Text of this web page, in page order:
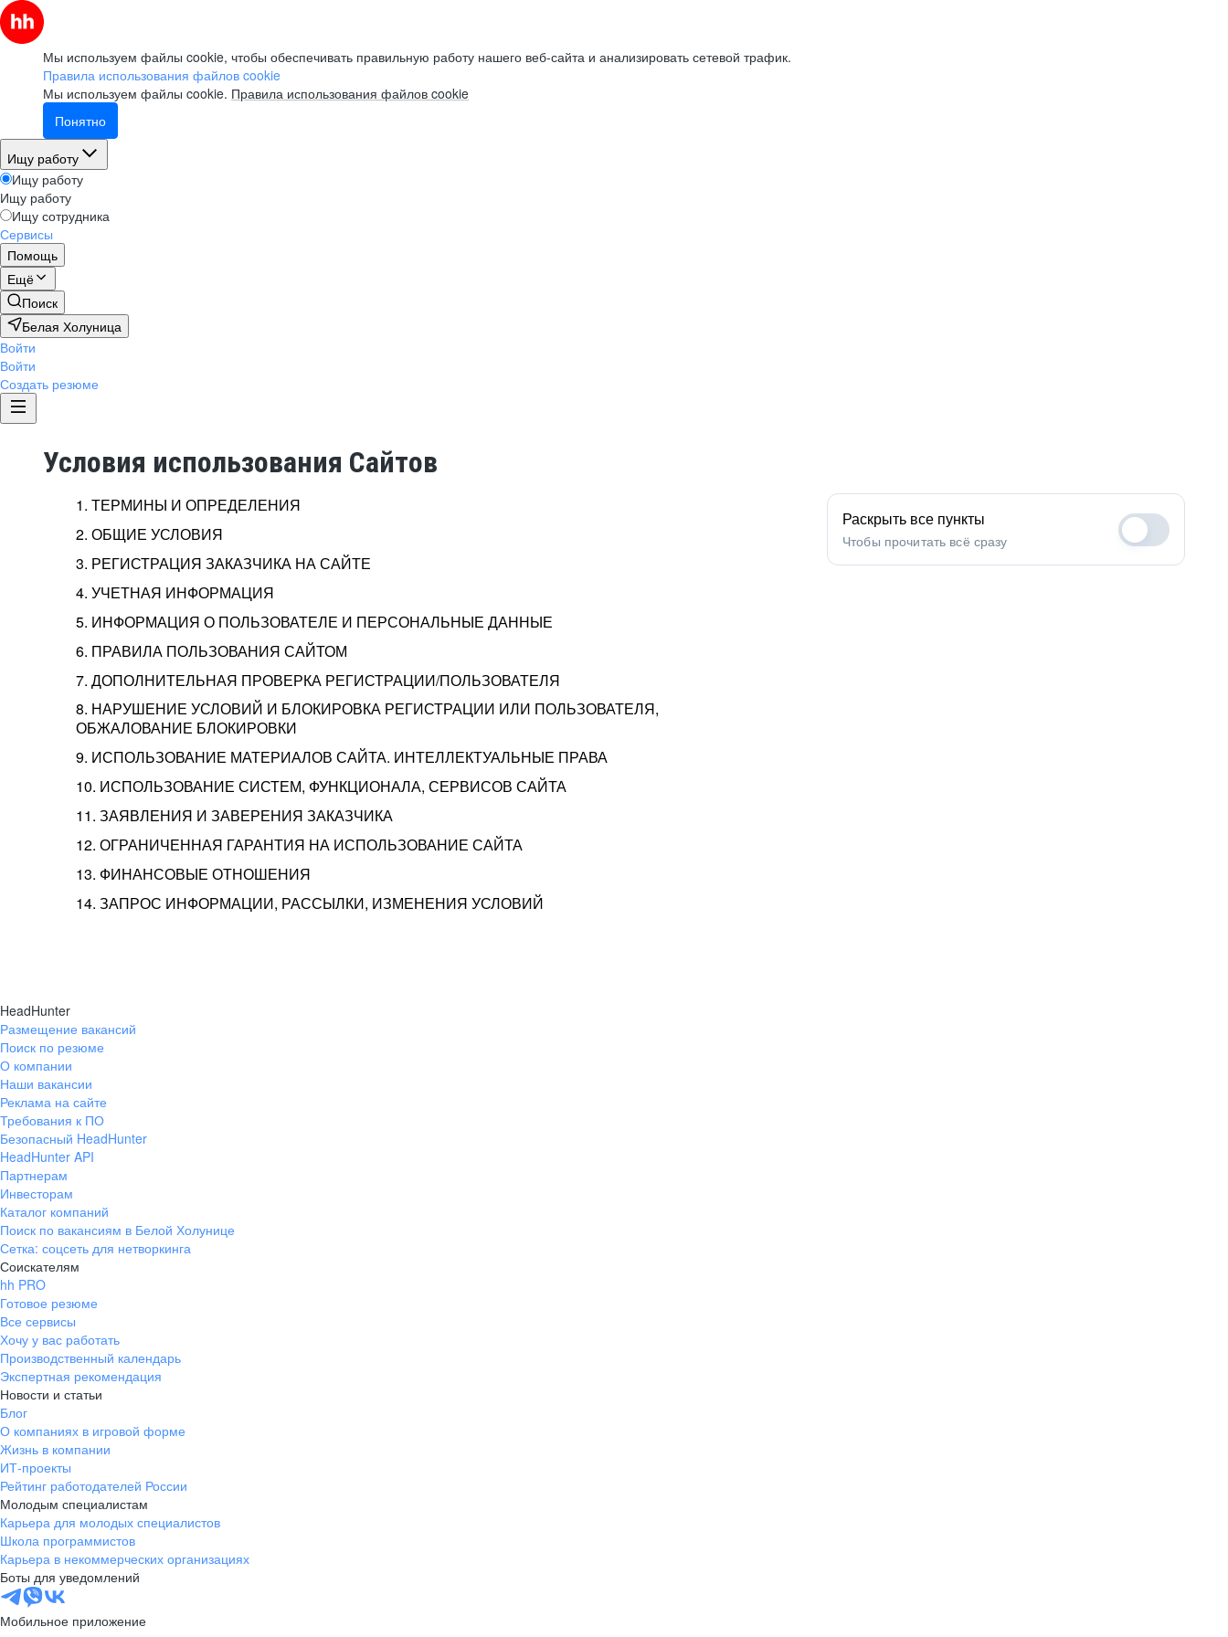
Мы используем файлы cookie, чтобы обеспечивать правильную работу нашего веб-сайта и анализировать сетевой трафик.
Правила использования файлов cookie
Мы используем файлы cookie. Правила использования файлов cookie
Понятно
Ищу работу
Ищу работу
Ищу работу
Ищу сотрудника
Сервисы
Помощь
Ещё
Поиск
Белая Холуница
Войти
Войти
Создать резюме
Условия использования Сайтов
1. ТЕРМИНЫ И ОПРЕДЕЛЕНИЯ
2. ОБЩИЕ УСЛОВИЯ
3. РЕГИСТРАЦИЯ ЗАКАЗЧИКА НА САЙТЕ
4. УЧЕТНАЯ ИНФОРМАЦИЯ
5. ИНФОРМАЦИЯ О ПОЛЬЗОВАТЕЛЕ И ПЕРСОНАЛЬНЫЕ ДАННЫЕ
6. ПРАВИЛА ПОЛЬЗОВАНИЯ САЙТОМ
7. ДОПОЛНИТЕЛЬНАЯ ПРОВЕРКА РЕГИСТРАЦИИ/ПОЛЬЗОВАТЕЛЯ
8. НАРУШЕНИЕ УСЛОВИЙ И БЛОКИРОВКА РЕГИСТРАЦИИ ИЛИ ПОЛЬЗОВАТЕЛЯ,
ОБЖАЛОВАНИЕ БЛОКИРОВКИ
9. ИСПОЛЬЗОВАНИЕ МАТЕРИАЛОВ САЙТА. ИНТЕЛЛЕКТУАЛЬНЫЕ ПРАВА
10. ИСПОЛЬЗОВАНИЕ СИСТЕМ, ФУНКЦИОНАЛА, СЕРВИСОВ САЙТА
11. ЗАЯВЛЕНИЯ И ЗАВЕРЕНИЯ ЗАКАЗЧИКА
12. ОГРАНИЧЕННАЯ ГАРАНТИЯ НА ИСПОЛЬЗОВАНИЕ САЙТА
13. ФИНАНСОВЫЕ ОТНОШЕНИЯ
14. ЗАПРОС ИНФОРМАЦИИ, РАССЫЛКИ, ИЗМЕНЕНИЯ УСЛОВИЙ
Раскрыть все пункты
Чтобы прочитать всё сразу
HeadHunter
Размещение вакансий
Поиск по резюме
О компании
Наши вакансии
Реклама на сайте
Требования к ПО
Безопасный HeadHunter
HeadHunter API
Партнерам
Инвесторам
Каталог компаний
Поиск по вакансиям в Белой Холунице
Сетка: соцсеть для нетворкинга
Соискателям
hh PRO
Готовое резюме
Все сервисы
Хочу у вас работать
Производственный календарь
Экспертная рекомендация
Новости и статьи
Блог
О компаниях в игровой форме
Жизнь в компании
ИТ-проекты
Рейтинг работодателей России
Молодым специалистам
Карьера для молодых специалистов
Школа программистов
Карьера в некоммерческих организациях
Боты для уведомлений
Мобильное приложение